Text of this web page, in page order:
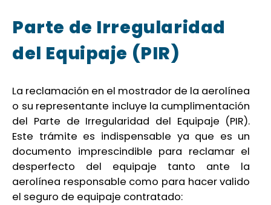
Parte de Irregularidad
del Equipaje (PIR)
La reclamación en el mostrador de la aerolínea
o su representante incluye la cumplimentación
del Parte de Irregularidad del Equipaje (PIR).
Este trámite es indispensable ya que es un
documento imprescindible para reclamar el
desperfecto del equipaje tanto ante la
aerolínea responsable como para hacer valido
el seguro de equipaje contratado: